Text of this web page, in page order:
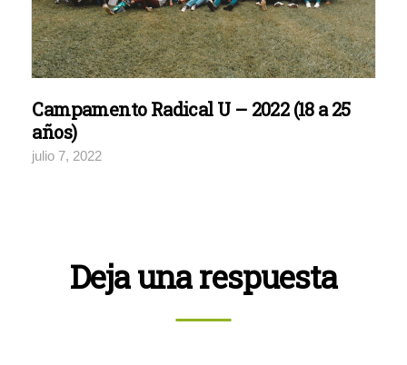
Campamento Radical U – 2022 (18 a 25
años)
julio 7, 2022
Deja una respuesta